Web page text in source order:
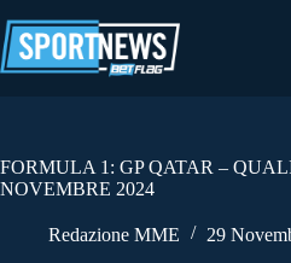
al
contenuto
FORMULA 1: GP QATAR –
NOVEMBRE 2024
Redazione MME 29